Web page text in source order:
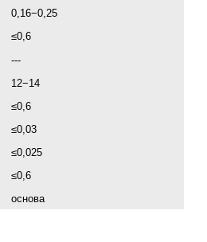
0,16−0,25
≤0,6
---
12−14
≤0,6
≤0,03
≤0,025
≤0,6
основа